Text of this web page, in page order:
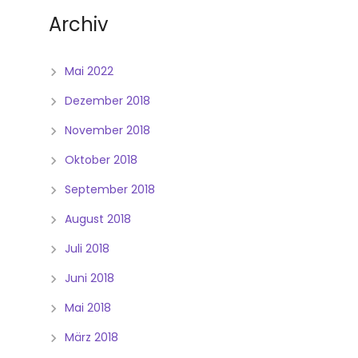
Archiv
Mai 2022
Dezember 2018
November 2018
Oktober 2018
September 2018
August 2018
Juli 2018
Juni 2018
Mai 2018
März 2018